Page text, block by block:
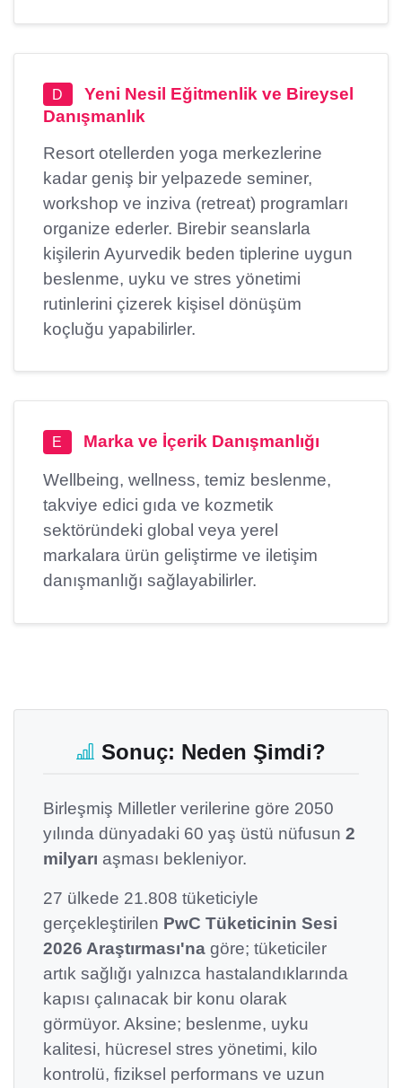
D
Yeni Nesil Eğitmenlik ve Bireysel
Danışmanlık
Resort otellerden yoga merkezlerine
kadar geniş bir yelpazede seminer,
workshop ve inziva (retreat) programları
organize ederler. Birebir seanslarla
kişilerin Ayurvedik beden tiplerine uygun
beslenme, uyku ve stres yönetimi
rutinlerini çizerek kişisel dönüşüm
koçluğu yapabilirler.
E Marka ve İçerik Danışmanlığı
Wellbeing, wellness, temiz beslenme,
takviye edici gıda ve kozmetik
sektöründeki global veya yerel
markalara ürün geliştirme ve iletişim
danışmanlığı sağlayabilirler.
Sonuç: Neden Şimdi?
Birleşmiş Milletler verilerine göre 2050
yılında dünyadaki 60 yaş üstü nüfusun 2
milyarı aşması bekleniyor.
27 ülkede 21.808 tüketiciyle
gerçekleştirilen PwC Tüketicinin Sesi
2026 Araştırması'na göre; tüketiciler
artık sağlığı yalnızca hastalandıklarında
kapısı çalınacak bir konu olarak
görmüyor. Aksine; beslenme, uyku
kalitesi, hücresel stres yönetimi, kilo
kontrolü, fiziksel performans ve uzun